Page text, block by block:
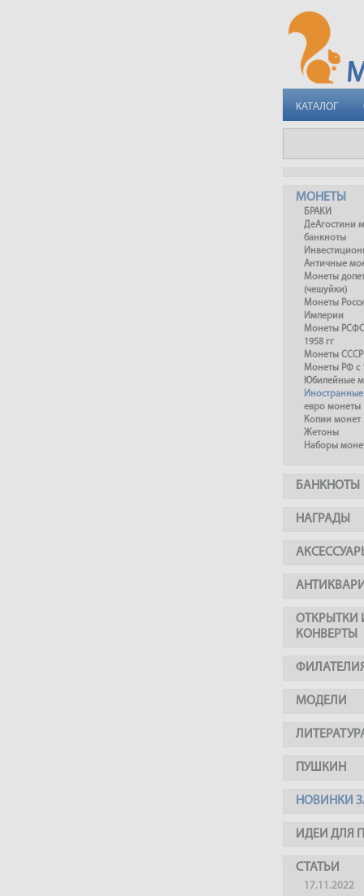
КАТАЛОГ
МОНЕТЫ
БРАКИ
ДеАгостини
банкноты
Античные
Монеты
(чешуйки)
Монеты
Империи
Монеты
1958 гг
Монеты СССР
Монеты РФ с
Юбилейные
евро монеты
Копии монет
Жетоны
Наборы
БАНКНОТЫ
НАГРАДЫ
ОТКРЫТКИ
КОНВЕРТЫ
МОДЕЛИ
ПУШКИН
НОВИНКИ
ИДЕИ ДЛЯ
СТАТЬИ
17.11.2022